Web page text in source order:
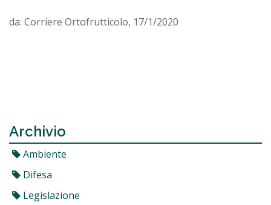
da: Corriere Ortofrutticolo, 17/1/2020
Archivio
Ambiente
Difesa
Legislazione